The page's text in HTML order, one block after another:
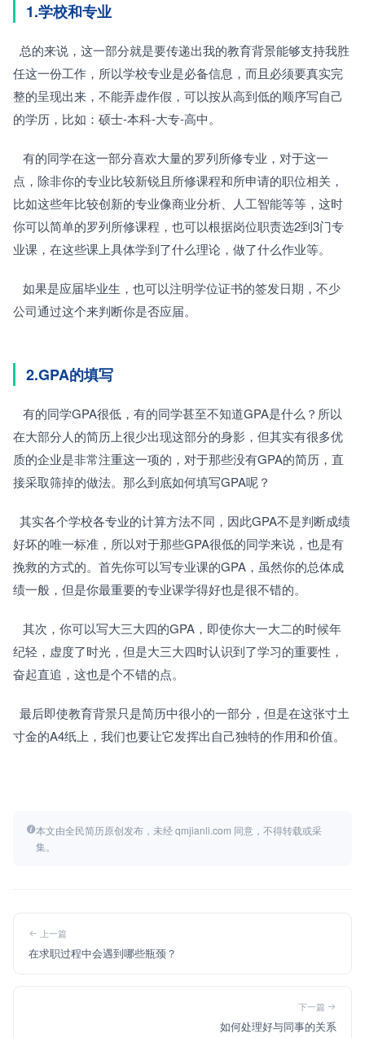
1.学校和专业
任这一份工作，所以学校专业是必备信息，而且必须要真实完
整的呈现出来，不能弄虚作假，可以按从高到低的顺序写自己
的学历，比如：硕士-本科-大专-高中。
点，除非你的专业比较新锐且所修课程和所申请的职位相关，
比如这些年比较创新的专业像商业分析、人工智能等等，这时
你可以简单的罗列所修课程，也可以根据岗位职责选2到3门专
业课，在这些课上具体学到了什么理论，做了什么作业等。
公司通过这个来判断你是否应届。
2.GPA的填写
在大部分人的简历上很少出现这部分的身影，但其实有很多优
质的企业是非常注重这一项的，对于那些没有GPA的简历，直
接采取筛掉的做法。那么到底如何填写GPA呢？
好坏的唯一标准，所以对于那些GPA很低的同学来说，也是有
挽救的方式的。首先你可以写专业课的GPA，虽然你的总体成
绩一般，但是你最重要的专业课学得好也是很不错的。
纪轻，虚度了时光，但是大三大四时认识到了学习的重要性，
奋起直追，这也是个不错的点。
寸金的A4纸上，我们也要让它发挥出自己独特的作用和价值。
本文由全民简历原创发布，未经 qmjianli.com 同意，不得转载或采
集。
上一篇
在求职过程中会遇到哪些瓶颈？
下一篇
如何处理好与同事的关系